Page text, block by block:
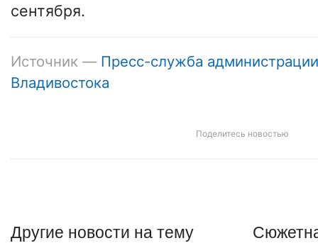
сентября.
Источник — Пресс-служба администрации
Владивостока
Поделитесь новостью
Другие новости на тему